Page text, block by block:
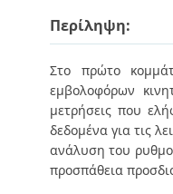
Περίληψη:
Στο πρώτο
εμβολοφόρων
μετρήσεις που
δεδομένα για τις
ανάλυση του
προσπάθεια